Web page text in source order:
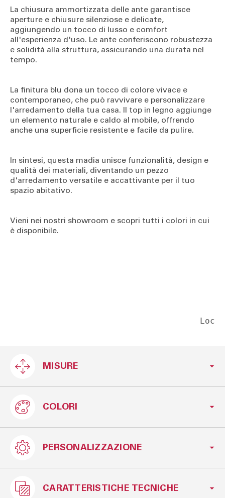
La chiusura ammortizzata delle ante garantisce
aperture e chiusure silenziose e delicate,
aggiungendo un tocco di lusso e comfort
all'esperienza d'uso. Le ante conferiscono robustezza
e solidità alla struttura, assicurando una durata nel
tempo.
La finitura blu dona un tocco di colore vivace e
contemporaneo, che può ravvivare e personalizzare
l'arredamento della tua casa. Il top in legno aggiunge
un elemento naturale e caldo al mobile, offrendo
anche una superficie resistente e facile da pulire.
In sintesi, questa madia unisce funzionalità, design e
qualità dei materiali, diventando un pezzo
d'arredamento versatile e accattivante per il tuo
spazio abitativo.
Vieni nei nostri showroom e scopri tutti i colori in cui
è disponibile.
Loc
MISURE
L.150xH.75xP.54 cm
COLORI
Blu
PERSONALIZZAZIONE
disponibile in varie finiture
CARATTERISTICHE TECNICHE